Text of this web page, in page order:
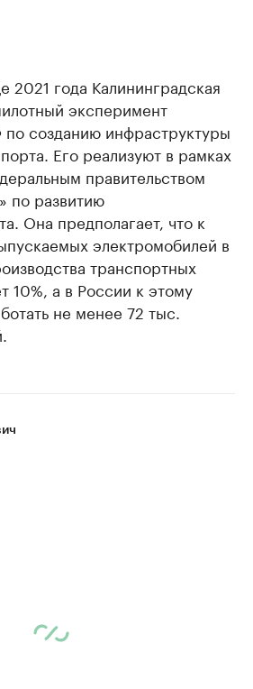
2021 года Калининградская
эксперимент
по созданию инфраструктуры
Его реализуют в рамках
правительством
по развитию
Она предполагает, что к
электромобилей в
транспортных
10%, а в России к этому
не менее 72 тыс.